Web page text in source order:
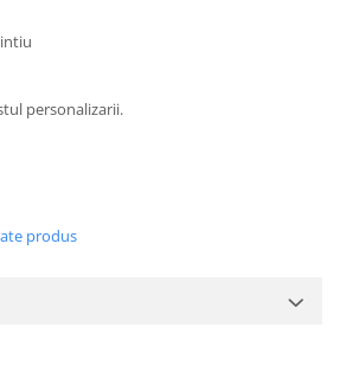
personalizarii.
produs